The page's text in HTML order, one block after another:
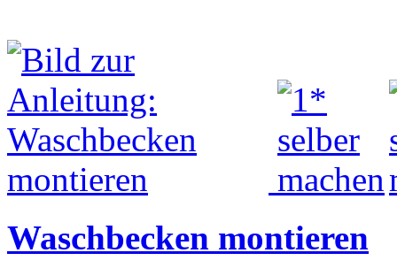
Waschbecken montieren